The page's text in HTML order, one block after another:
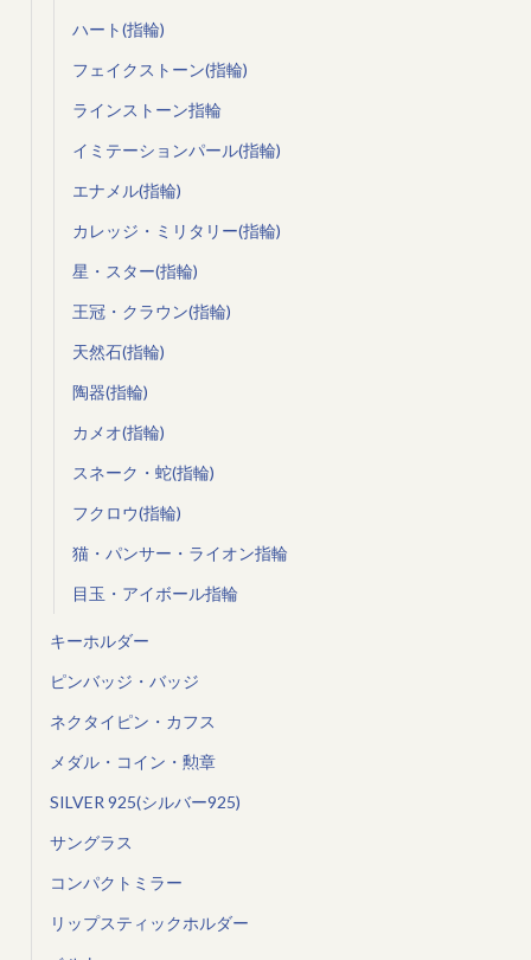
ハート(指輪)
フェイクストーン(指輪)
ラインストーン指輪
イミテーションパール(指輪)
エナメル(指輪)
カレッジ・ミリタリー(指輪)
星・スター(指輪)
王冠・クラウン(指輪)
天然石(指輪)
陶器(指輪)
カメオ(指輪)
スネーク・蛇(指輪)
フクロウ(指輪)
猫・パンサー・ライオン指輪
目玉・アイボール指輪
キーホルダー
ピンバッジ・バッジ
ネクタイピン・カフス
メダル・コイン・勲章
SILVER 925(シルバー925)
サングラス
コンパクトミラー
リップスティックホルダー